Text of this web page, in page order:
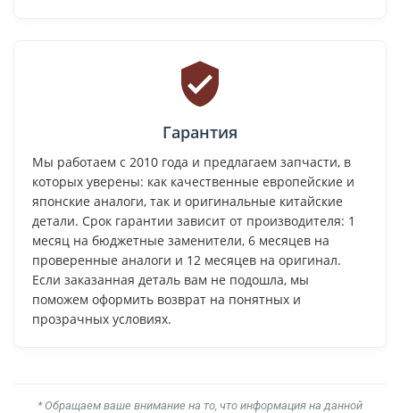
Гарантия
Мы работаем с 2010 года и предлагаем запчасти, в
которых уверены: как качественные европейские и
японские аналоги, так и оригинальные китайские
детали. Срок гарантии зависит от производителя: 1
месяц на бюджетные заменители, 6 месяцев на
проверенные аналоги и 12 месяцев на оригинал.
Если заказанная деталь вам не подошла, мы
поможем оформить возврат на понятных и
прозрачных условиях.
* Обращаем ваше внимание на то, что информация на данной